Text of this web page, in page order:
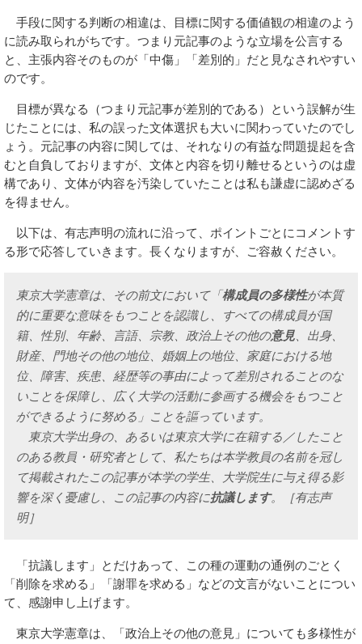
手段に関する判断の相違は、目標に関する価値観の相違のよう
に読み取られがちです。つまり元記事のような立場を公言する
と、主張内容そのものが「中傷」「差別的」だと見なされやすい
のです。
目標が異なる（つまり元記事が差別的である）という誤解が生
じたことには、私の誤った文体選択も大いに関わっていたのでし
ょう。元記事の内容に関しては、それなりの有益な問題提起を含
むと自負しておりますが、文体と内容を切り離せるというのは虚
構であり、文体が内容を汚染していたことは私も謙虚に認めざる
を得ません。
以下は、有志声明の流れに沿って、ポイントごとにコメントす
る形で応答していきます。長くなりますが、ご容赦ください。
東京大学憲章は、その前文において「構成員の多様性が本質
的に重要な意味をもつことを認識し、すべての構成員が国
籍、性別、年齢、言語、宗教、政治上その他の意見 、出身、
財産、門地その他の地位、婚姻上の地位、家庭における地
位、障害、疾患、経歴等の事由によって差別されることのな
いことを保障し、広く大学の活動に参画する機会をもつこと
ができるように努める」ことを謳っています。
東京大学出身の、あるいは東京大学に在籍する／したこと
のある教員・研究者として、私たちは本学教員の名前を冠し
て掲載されたこの記事が本学の学生、大学院生に与え得る影
響を深く憂慮し、この記事の内容に抗議します。［有志声
明］
「抗議します」とだけあって、この種の運動の通例のごとく
「削除を求める」「謝罪を求める」などの文言がないことについ
て、感謝申し上げます。
東京大学憲章は、「政治上その他の意見」についても多様性が